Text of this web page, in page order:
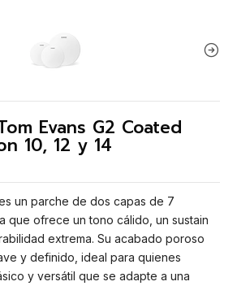
Evans G2 Coated
10, 12 y 14
un parche de dos capas de 7
que ofrece un tono cálido, un sustain
extrema. Su acabado poroso
y definido, ideal para quienes
y versátil que se adapte a una